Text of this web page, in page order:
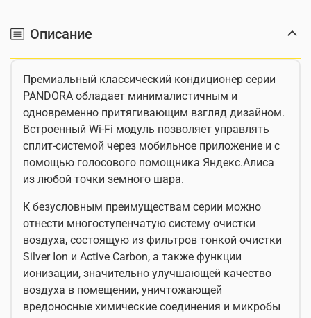
Описание
Премиальный классический кондиционер серии
PANDORA обладает минималистичным и
одновременно притягивающим взгляд дизайном.
Встроенный Wi-Fi модуль позволяет управлять
сплит-системой через мобильное приложение и с
помощью голосового помощника Яндекс.Алиса
из любой точки земного шара.
К безусловным преимуществам серии можно
отнести многоступенчатую систему очистки
воздуха, состоящую из фильтров тонкой очистки
Silver Ion и Active Carbon, а также функции
ионизации, значительно улучшающей качество
воздуха в помещении, уничтожающей
вредоносные химические соединения и микробы